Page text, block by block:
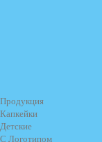
Продукция
Капкейки
Детские
С Логотипом